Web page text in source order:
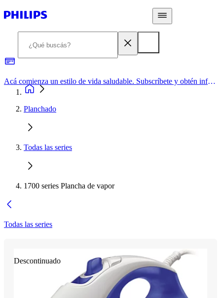
Acá comienza un estilo de vida saludable. Subscríbete y obtén información de primera mano
Planchado
Todas las series
1700 series Plancha de vapor
Todas las series
Descontinuado